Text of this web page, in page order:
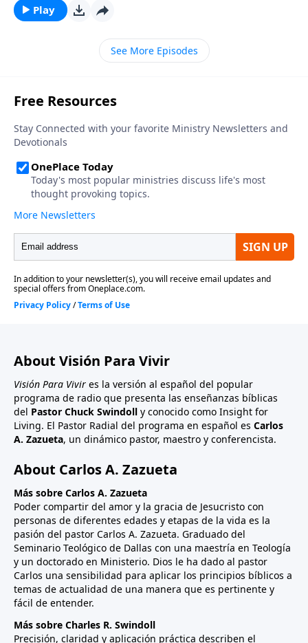
somos el centro del universo. Ninguno de nosotros
esta exento. Hoy, en VISION PARA VIVIR, el pastor
Carlos A. Zazueta continuara con otro mensaje de la
serie titulada: En que puedo servirle?, y analizara la
Play
See More Episodes
About Visión Para Vivir
Visión Para Vivir es la versión al español del popular
programa de radio que presenta las enseñanzas bíblicas
del Pastor Chuck Swindoll y conocido como Insight for
Living. El Pastor Radial del programa en español es Carlos
A. Zazueta, un dinámico pastor, maestro y conferencista.
About Carlos A. Zazueta
Más sobre Carlos A. Zazueta
Poder compartir del amor y la gracia de Jesucristo con
personas de diferentes edades y etapas de la vida es la
pasión del pastor Carlos A. Zazueta. Graduado del
Seminario Teológico de Dallas con una maestría en Teología
y un doctorado en Ministerio. Dios le ha dado al pastor
Carlos una sensibilidad para aplicar los principios bíblicos a
temas de actualidad de una manera que es pertinente y
fácil de entender.
Más sobre Charles R. Swindoll
Precisión, claridad y aplicación práctica describen el